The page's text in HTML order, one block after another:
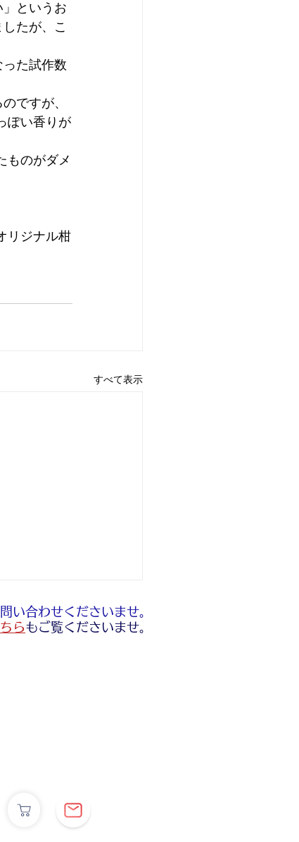
」というお
たが、こ
た試作数
ですが、
ぽい香りが
ものがダメ
リジナル柑
すべて表示
い合わせくださいませ。
こちらもご覧くださいませ。